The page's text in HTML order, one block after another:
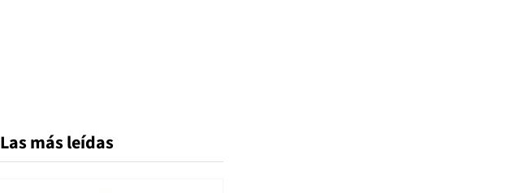
Las más leídas